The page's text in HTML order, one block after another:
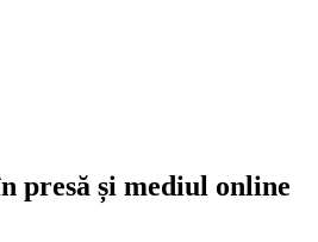
presă și mediul online